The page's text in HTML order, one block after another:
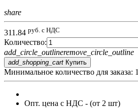
share
311.84 руб. с НДС
Количество:
add_circle_outlineremove_circle_outline
add_shopping_cart Купить
Минимальное количество для заказа: 1
Опт. цена c НДС - (от 2 шт)